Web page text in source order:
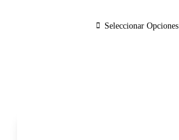
through
Seleccionar Opciones